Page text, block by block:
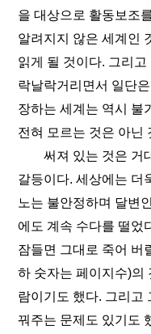
을 대상으로 활동보조
알려지지 않은 세계인
읽게 될 것이다. 그리
락날락거리면서 일단
장하는 세계는 역시 불
전혀 모르는 것은 아닌
써져 있는 것은 거대
갈등이다. 세상에는 더
노는 불안정하며 달변
에도 계속 수다를 떨었
잠들면 그대로 죽어 버
하 숫자는 페이지수)의
람이기도 했다. 그리고
꿔주는 문제도 있기도